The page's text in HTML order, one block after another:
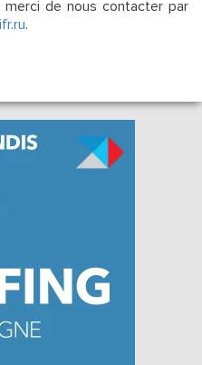
merci de nous contacter par
.